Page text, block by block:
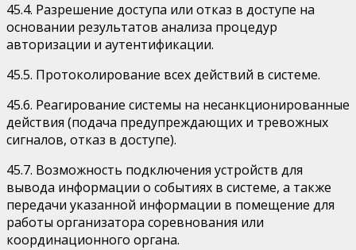
45.4. Разрешение доступа или отказ в доступе на
основании результатов анализа процедур
авторизации и аутентификации.
45.5. Протоколирование всех действий в системе.
45.6. Реагирование системы на несанкционированные
действия (подача предупреждающих и тревожных
сигналов, отказ в доступе).
45.7. Возможность подключения устройств для
вывода информации о событиях в системе, а также
передачи указанной информации в помещение для
работы организатора соревнования или
координационного органа.